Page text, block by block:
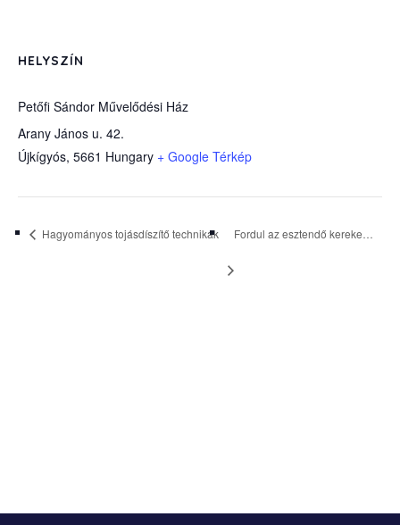
HELYSZÍN
Petőfi Sándor Művelődési Ház
Arany János u. 42.
Újkígyós, 5661 Hungary + Google Térkép
Hagyományos tojásdíszítő technikák Fordul az esztendő kereke…